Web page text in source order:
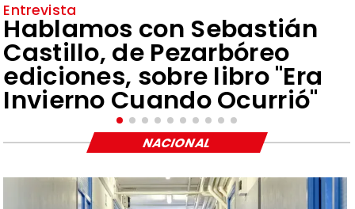
Entrevista
Hablamos con Sebastián
Castillo, de Pezarbóreo
ediciones, sobre libro "Era
Invierno Cuando Ocurrió"
NACIONAL